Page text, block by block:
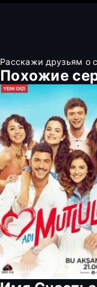
Расскажи друзьям о
Похожие